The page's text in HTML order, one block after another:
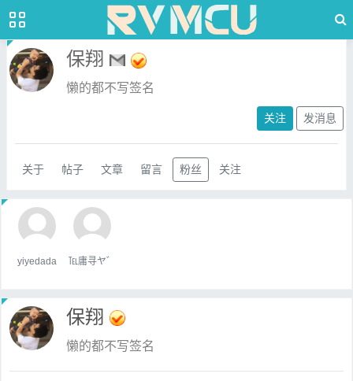
保翔
懒的都不写签名
关注 发消息
关于 帖子 文章 留言 粉丝 关注
yiyedada ℡庸寻ヤ゛
保翔
懒的都不写签名